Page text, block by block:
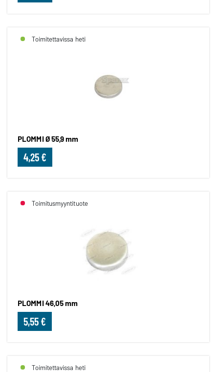
Toimitettavissa heti
PLOMMI Ø 55,9 mm
4,25 €
Toimitusmyyntituote
PLOMMI 46,05 mm
5,55 €
Toimitettavissa heti